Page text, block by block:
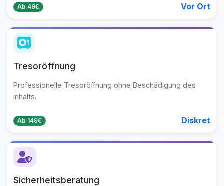
Ab 49€ Vor Ort
Tresoröffnung
Professionelle Tresoröffnung ohne Beschädigung des
Inhalts.
Ab 149€ Diskret
Sicherheitsberatung